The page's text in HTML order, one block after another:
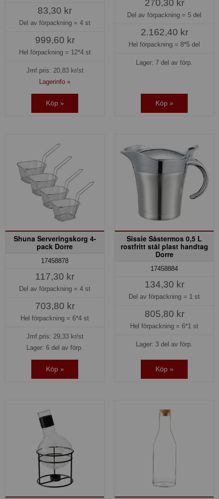
83,30 kr
Del av förpackning = 4 st
999,60 kr
Hel förpackning = 12*4 st
Jmf.pris: 20,83kr/st
Lagerinfo »
Köp »
270,30 kr
Del av förpackning = 5 del
2.162,40 kr
Hel förpackning = 8*5 del
Lager: 7 del av förp.
Köp »
Shuna Serveringskorg 4-
pack Dorre
17458878
117,30 kr
Del av förpackning = 4 st
703,80 kr
Hel förpackning = 6*4 st
Jmf.pris: 29,33kr/st
Lager: 6 del av förp.
Köp »
Sissie Såstermos 0,5 L
rostfritt stål plast handtag
Dorre
17458884
134,30 kr
Del av förpackning = 1 st
805,80 kr
Hel förpackning = 6*1 st
Lager: 3 del av förp.
Köp »